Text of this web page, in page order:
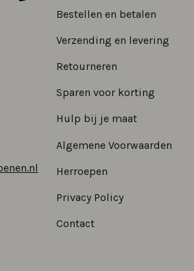
Bestellen en betalen
Verzending en levering
Retourneren
Sparen voor korting
Hulp bij je maat
Algemene Voorwaarden
Herroepen
Privacy Policy
Contact